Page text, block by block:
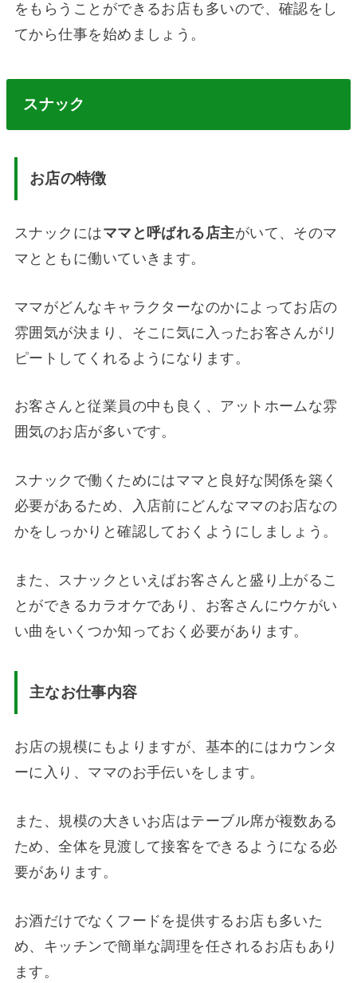
をもらうことができるお店も多いので、確認をし
てから仕事を始めましょう。
スナック
お店の特徴
スナックにはママと呼ばれる店主がいて、そのマ
マとともに働いていきます。
ママがどんなキャラクターなのかによってお店の
雰囲気が決まり、そこに気に入ったお客さんがリ
ピートしてくれるようになります。
お客さんと従業員の中も良く、アットホームな雰
囲気のお店が多いです。
スナックで働くためにはママと良好な関係を築く
必要があるため、入店前にどんなママのお店なの
かをしっかりと確認しておくようにしましょう。
また、スナックといえばお客さんと盛り上がるこ
とができるカラオケであり、お客さんにウケがい
い曲をいくつか知っておく必要があります。
主なお仕事内容
お店の規模にもよりますが、基本的にはカウンタ
ーに入り、ママのお手伝いをします。
また、規模の大きいお店はテーブル席が複数ある
ため、全体を見渡して接客をできるようになる必
要があります。
お酒だけでなくフードを提供するお店も多いた
め、キッチンで簡単な調理を任されるお店もあり
ます。